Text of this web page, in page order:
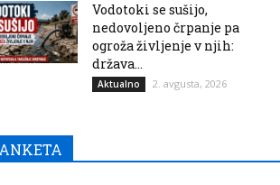
Vodotoki se sušijo,
nedovoljeno črpanje pa
ogroža življenje v njih:
država...
Aktualno 2. avgusta, 2026